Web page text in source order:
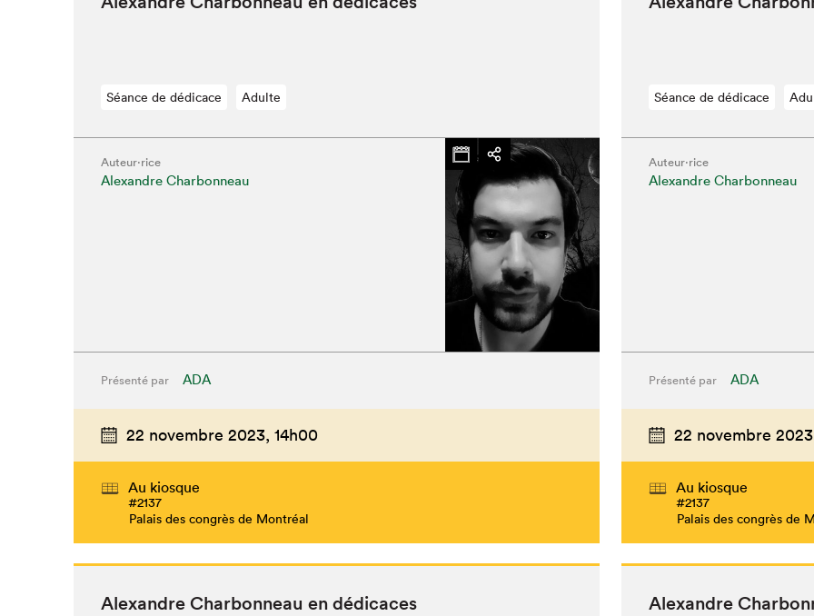
Séance de dédicace Adulte
Auteur·rice
Alexandre Charbonneau
Présenté par ADA
22 novembre 2023, 14h00
Au kiosque
#2137
Palais des congrès de Montréal
Séance de dédicace
Auteur·rice
Alexandre Charbonneau
Présenté par ADA
22 novembre
Au kiosque
#2137
Palais des congrès de
Alexan­dre Char­bon­neau en dédicaces Alexan­dre